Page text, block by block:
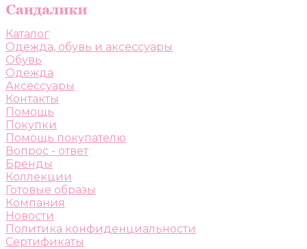
Каталог
Одежда, обувь и аксессуары
Обувь
Одежда
Аксессуары
Контакты
Помощь
Покупки
Помощь покупателю
Вопрос - ответ
Бренды
Коллекции
Готовые образы
Компания
Новости
Политика конфиденциальности
Сертификаты